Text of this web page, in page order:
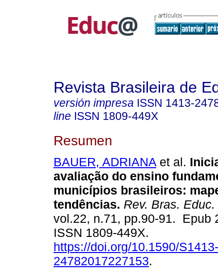
Revista Brasileira de
versión impresa ISSN 1413-
line ISSN 1809-449X
Resumen
BAUER, ADRIANA et al.
avaliação do ensino
municípios brasileiros:
tendências. Rev. Bras. Educ.
vol.22, n.71, pp.90-91. Epub
ISSN 1809-449X.
https://doi.org/10.1590/S1413-
24782017227153.